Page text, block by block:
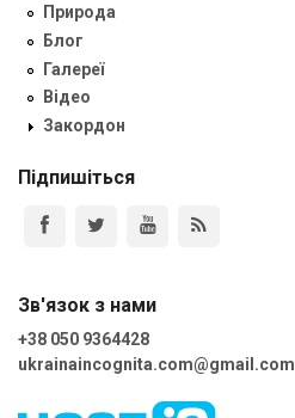
Природа
Блог
Галереї
Відео
Закордон
Підпишіться
Зв'язок з нами
+38 050 9364428
ukrainaincognita.com@gmail.com